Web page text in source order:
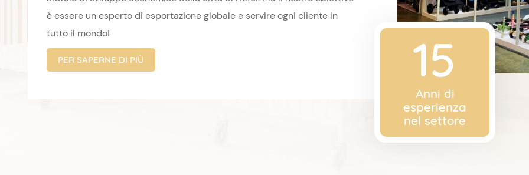
15
Anni di
esperienza
nel settore
è essere un esperto di esportazione globale e servire ogni cliente in
tutto il mondo!
PER SAPERNE DI PIÙ